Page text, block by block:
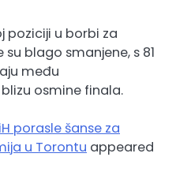
poziciji u borbi za
blago smanjene, s 81
među
osmine finala.
porasle šanse za
u Torontu appeared